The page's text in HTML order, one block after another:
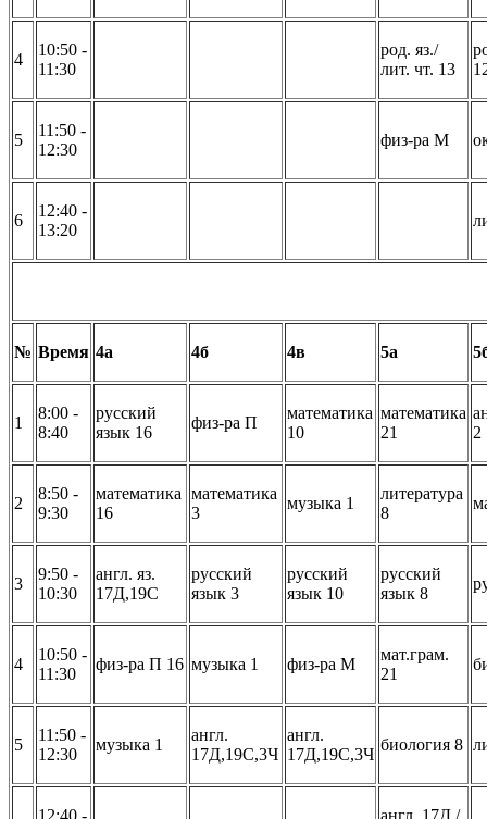
4
10:50 -
11:30
род. яз./
лит. чт. 13
5
11:50 -
12:30
физ-ра М
6
12:40 -
13:20
№ Время 4а 4б 4в 5а
1
8:00 -
8:40
русский
язык 16
физ-ра П
математика
10
математика
21
2
2
8:50 -
9:30
математика
16
математика
3
музыка 1
литература
8
3
9:50 -
10:30
англ. яз.
17Д,19С
русский
язык 3
русский
язык 10
русский
язык 8
4
10:50 -
11:30
физ-ра П 16 музыка 1 физ-ра М
мат.грам.
21
5
11:50 -
12:30
музыка 1
англ.
17Д,19С,3Ч
англ.
17Д,19С,3Ч
биология 8
12:40 -
англ. 17Д /